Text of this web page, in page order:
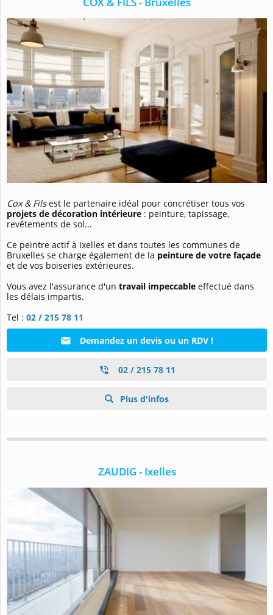
Cox & Filsest le partenaire idéal pour concrétiser tous vos
projets de décoration intérieure : peinture, tapissage,
revêtements de sol...
Ce peintre actif à Ixelles et dans toutes les communes de
Bruxelles se charge également de la peinture de votre façade
et de vos boiseries extérieures.
Vous avez l'assurance d'un travail impeccable effectué dans
les délais impartis.
Tel : 02 / 215 78 11
Demandez un devis ou un RDV !
02 / 215 78 11
Plus d'infos
ZAUDIG - Ixelles